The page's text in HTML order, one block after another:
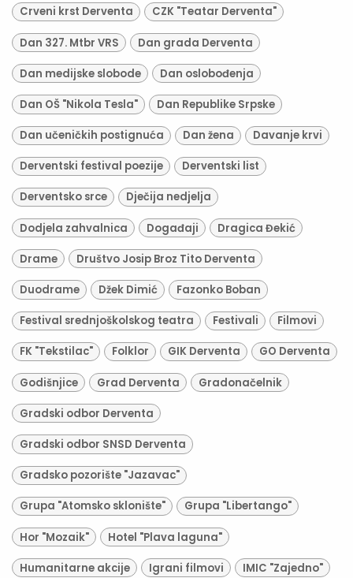
Crveni krst Derventa CZK "Teatar Derventa"
Dan 327. Mtbr VRS Dan grada Derventa
Dan medijske slobode Dan oslobođenja
Dan OŠ "Nikola Tesla" Dan Republike Srpske
Dan učeničkih postignuća Dan žena Davanje krvi
Derventski festival poezije Derventski list
Derventsko srce Dječija nedjelja
Dodjela zahvalnica Događaji Dragica Đekić
Drame Društvo Josip Broz Tito Derventa
Duodrame Džek Dimić Fazonko Boban
Festival srednjoškolskog teatra Festivali Filmovi
FK "Tekstilac" Folklor GIK Derventa GO Derventa
Godišnjice Grad Derventa Gradonačelnik
Gradski odbor Derventa
Gradski odbor SNSD Derventa
Gradsko pozorište "Jazavac"
Grupa "Atomsko sklonište" Grupa "Libertango"
Hor "Mozaik" Hotel "Plava laguna"
Humanitarne akcije Igrani filmovi IMIC "Zajedno"